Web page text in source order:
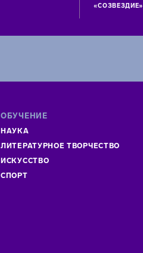
«СОЗВЕЗДИЕ»
ОБУЧЕНИЕ
НАУКА
ЛИТЕРАТУРНОЕ ТВОРЧЕСТВО
ИСКУСCТВО
СПОРТ